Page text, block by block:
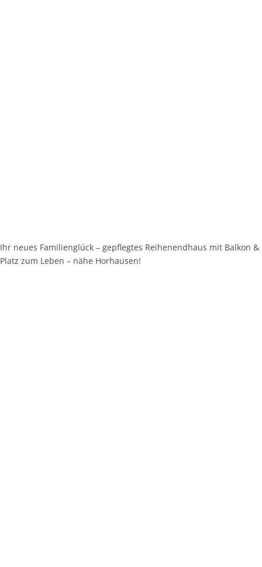
Ihr neues Familienglück – gepflegtes Reihenendhaus mit Balkon &
Platz zum Leben – nähe Horhausen!